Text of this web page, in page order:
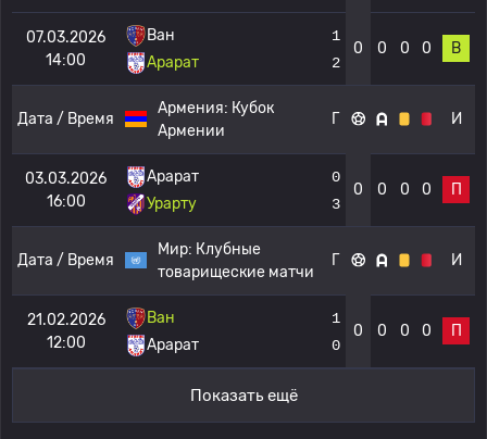
07.03.2026
14:00
Ван
Арарат
1
2
0 0 0 0 В
Дата / Время
Армения: Кубок
Армении
Г И
03.03.2026
16:00
Арарат
Урарту
0
3
0 0 0 0 П
Дата / Время
Мир: Клубные
товарищеские матчи
Г И
21.02.2026
12:00
Ван
Арарат
1
0
0 0 0 0 П
Показать ещё